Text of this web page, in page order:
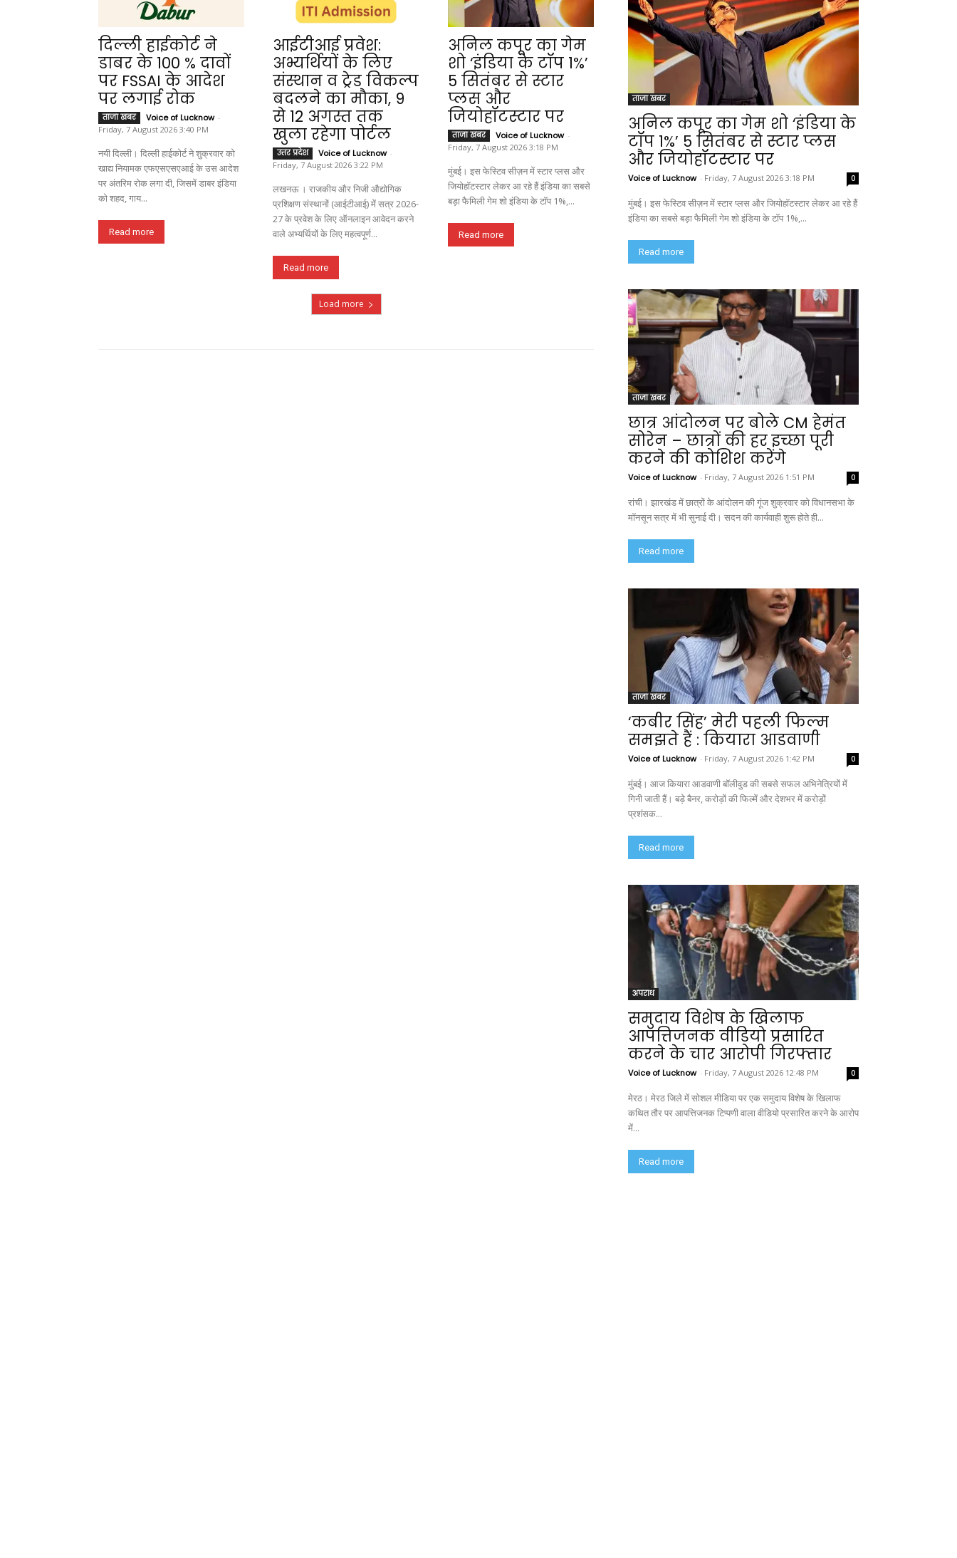
दिल्ली हाईकोर्ट ने
डाबर के 100 % दावों
पर FSSAI के आदेश
पर लगाई रोक
ताजा खबर Voice of Lucknow -
Friday, 7 August 2026 3:40 PM
नयी दिल्ली। दिल्ली हाईकोर्ट ने शुक्रवार को
खाद्य नियामक एफएसएसएआई के उस आदेश
पर अंतरिम रोक लगा दी, जिसमें डाबर इंडिया
को शहद, गाय...
Read more
आईटीआई प्रवेश:
अभ्यर्थियों के लिए
संस्थान व ट्रेड विकल्प
बदलने का मौका, 9
से 12 अगस्त तक
खुला रहेगा पोर्टल
उत्तर प्रदेश Voice of Lucknow -
Friday, 7 August 2026 3:22 PM
लखनऊ । राजकीय और निजी औद्योगिक
प्रशिक्षण संस्थानों (आईटीआई) में सत्र 2026-
27 के प्रवेश के लिए ऑनलाइन आवेदन करने
वाले अभ्यर्थियों के लिए महत्वपूर्ण...
Read more
अनिल कपूर का गेम
शो ‘इंडिया के टॉप 1%’
5 सितंबर से स्टार
प्लस और
जियोहॉटस्टार पर
ताजा खबर Voice of Lucknow -
Friday, 7 August 2026 3:18 PM
मुंबई। इस फेस्टिव सीज़न में स्टार प्लस और
जियोहॉटस्टार लेकर आ रहे हैं इंडिया का सबसे
बड़ा फैमिली गेम शो इंडिया के टॉप 1%,...
Read more
Load more
ताजा खबर
अनिल कपूर का गेम शो ‘इंडिया के
टॉप 1%’ 5 सितंबर से स्टार प्लस
और जियोहॉटस्टार पर
Voice of Lucknow - Friday, 7 August 2026 3:18 PM 0
मुंबई। इस फेस्टिव सीज़न में स्टार प्लस और जियोहॉटस्टार लेकर आ रहे हैं
इंडिया का सबसे बड़ा फैमिली गेम शो इंडिया के टॉप 1%,...
Read more
ताजा खबर
छात्र आंदोलन पर बोले CM हेमंत
सोरेन – छात्रों की हर इच्छा पूरी
करने की कोशिश करेंगे
Voice of Lucknow - Friday, 7 August 2026 1:51 PM 0
रांची। झारखंड में छात्रों के आंदोलन की गूंज शुक्रवार को विधानसभा के
मॉनसून सत्र में भी सुनाई दी। सदन की कार्यवाही शुरू होते ही...
Read more
ताजा खबर
‘कबीर सिंह’ मेरी पहली फिल्म
समझते हैं : कियारा आडवाणी
Voice of Lucknow - Friday, 7 August 2026 1:42 PM 0
मुंबई। आज कियारा आडवाणी बॉलीवुड की सबसे सफल अभिनेत्रियों में
गिनी जाती हैं। बड़े बैनर, करोड़ों की फिल्में और देशभर में करोड़ों
प्रशंसक...
Read more
अपराध
समुदाय विशेष के खिलाफ
आपत्तिजनक वीडियो प्रसारित
करने के चार आरोपी गिरफ्तार
Voice of Lucknow - Friday, 7 August 2026 12:48 PM 0
मेरठ। मेरठ जिले में सोशल मीडिया पर एक समुदाय विशेष के खिलाफ
कथित तौर पर आपत्तिजनक टिप्पणी वाला वीडियो प्रसारित करने के आरोप
में...
Read more